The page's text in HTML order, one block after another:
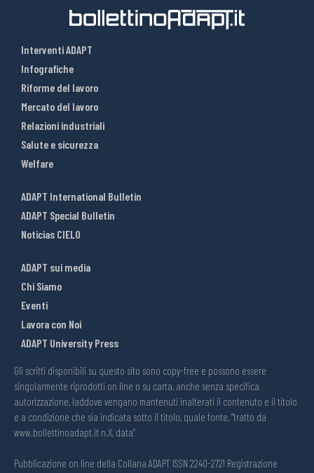
Interventi ADAPT
Infografiche
Riforme del lavoro
Mercato del lavoro
Relazioni industriali
Salute e sicurezza
Welfare
ADAPT International Bulletin
ADAPT Special Bulletin
Noticias CIELO
ADAPT sui media
Chi Siamo
Eventi
Lavora con Noi
ADAPT University Press
Gli scritti disponibili su questo sito sono copy-free e possono essere
singolarmente riprodotti on line o su carta, anche senza specifica
autorizzazione, laddove vengano mantenuti inalterati il contenuto e il titolo
e a condizione che sia indicata sotto il titolo, quale fonte, “tratto da
www.bollettinoadapt.it n.X, data“
Pubblicazione on line della Collana ADAPT ISSN 2240-2721 Registrazione